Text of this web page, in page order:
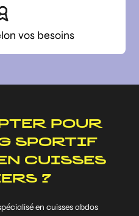
vos besoins
POUR
SPORTIF
CUISSES
?
en cuisses abdos